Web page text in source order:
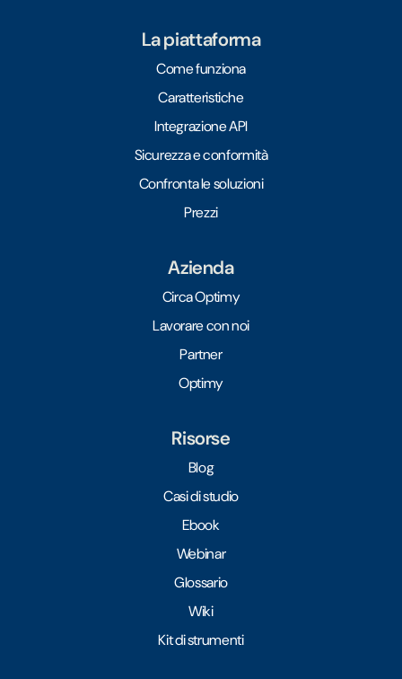
La piattaforma
Come funziona
Caratteristiche
Integrazione API
Sicurezza e conformità
Confronta le soluzioni
Prezzi
Azienda
Circa Optimy
Lavorare con noi
Partner
Optimy
Risorse
Blog
Casi di studio
Ebook
Webinar
Glossario
Wiki
Kit di strumenti